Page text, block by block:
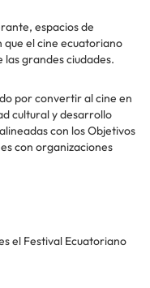
espacios de
el cine ecuatoriano
grandes ciudades.
por convertir al cine en
cultural y desarrollo
con los Objetivos
con organizaciones
el Festival Ecuatoriano